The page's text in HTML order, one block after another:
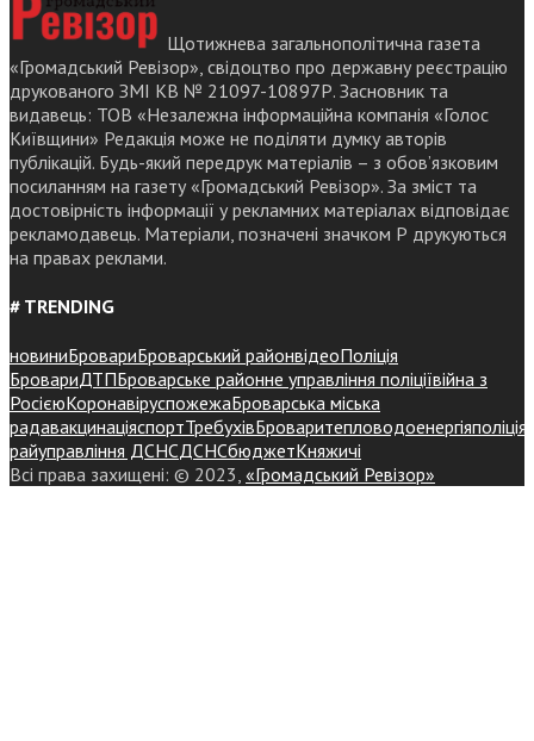
Щотижнева загальнополітична газета
«Громадський Ревізор», свідоцтво про державну реєстрацію
друкованого ЗМІ КВ № 21097-10897Р. Засновник та
видавець: ТОВ «Незалежна інформаційна компанія «Голос
Київщини» Редакція може не поділяти думку авторів
публікацій. Будь-який передрук матеріалів – з обов’язковим
посиланням на газету «Громадський Ревізор». За зміст та
достовірність інформації у рекламних матеріалах відповідає
рекламодавець. Матеріали, позначені значком Р друкуються
на правах реклами.
# TRENDING
новиниБровариБроварський районвідеоПоліція
БровариДТПБроварське районне управління поліціївійна з
РосієюКоронавіруспожежаБроварська міська
радавакцинаціяспортТребухівБроваритепловодоенергіяполіція
райуправління ДСНСДСНСбюджетКняжичі
Всі права захищені: © 2023, «Громадський Ревізор»